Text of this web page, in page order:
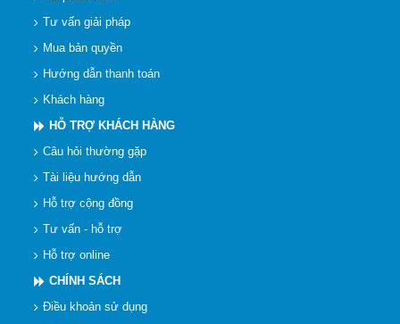
Tư vấn giải pháp
Mua bản quyền
Hướng dẫn thanh toán
Khách hàng
HỖ TRỢ KHÁCH HÀNG
Câu hỏi thường gặp
Tài liệu hướng dẫn
Hỗ trợ cộng đồng
Tư vấn - hỗ trợ
Hỗ trợ online
CHÍNH SÁCH
Điều khoản sử dụng